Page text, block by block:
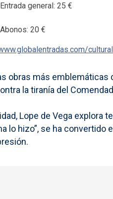
Entrada general: 25 €
Abonos: 20 €
obras más
la tiranía del
Lope de Vega
lo hizo”, se ha